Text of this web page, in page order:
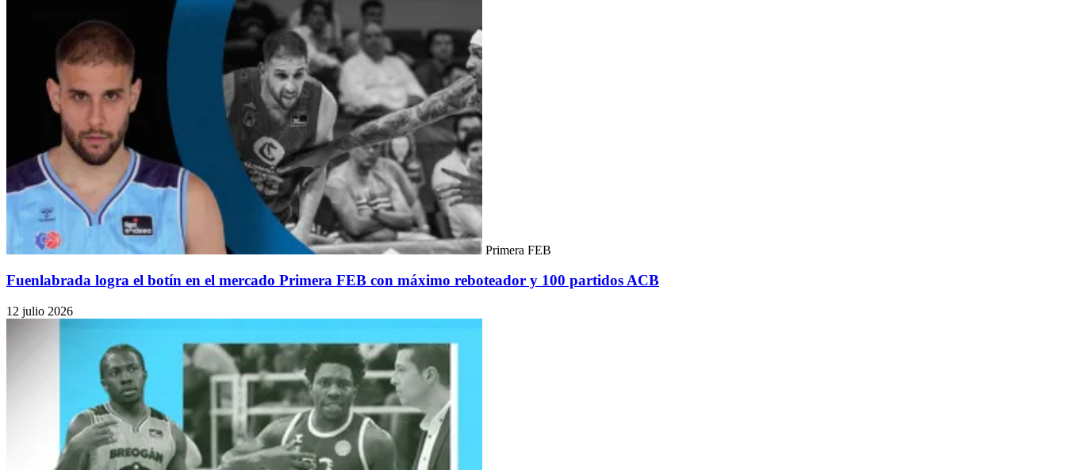
Primera FEB
Fuenlabrada logra el botín en el mercado Primera FEB con máximo reboteador y 100 partidos ACB
12 julio 2026